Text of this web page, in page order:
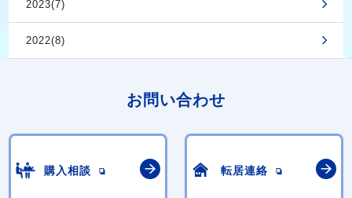
2023(7)
2022(8)
お問い合わせ
購入相談 転居連絡